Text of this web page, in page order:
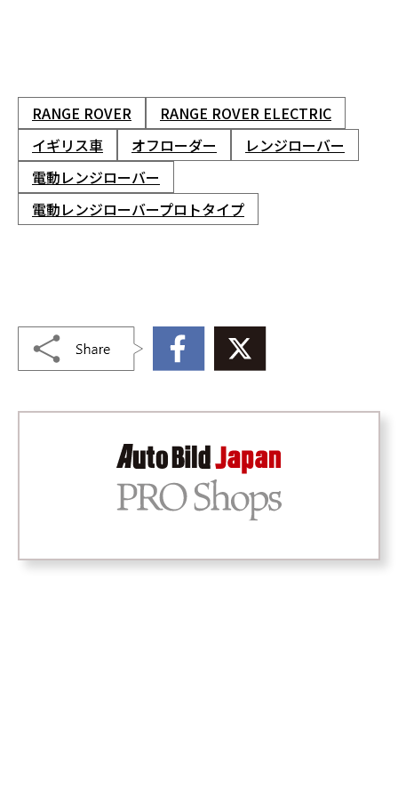
RANGE ROVER
RANGE ROVER ELECTRIC
イギリス車
オフローダー
レンジローバー
電動レンジローバー
電動レンジローバープロトタイプ